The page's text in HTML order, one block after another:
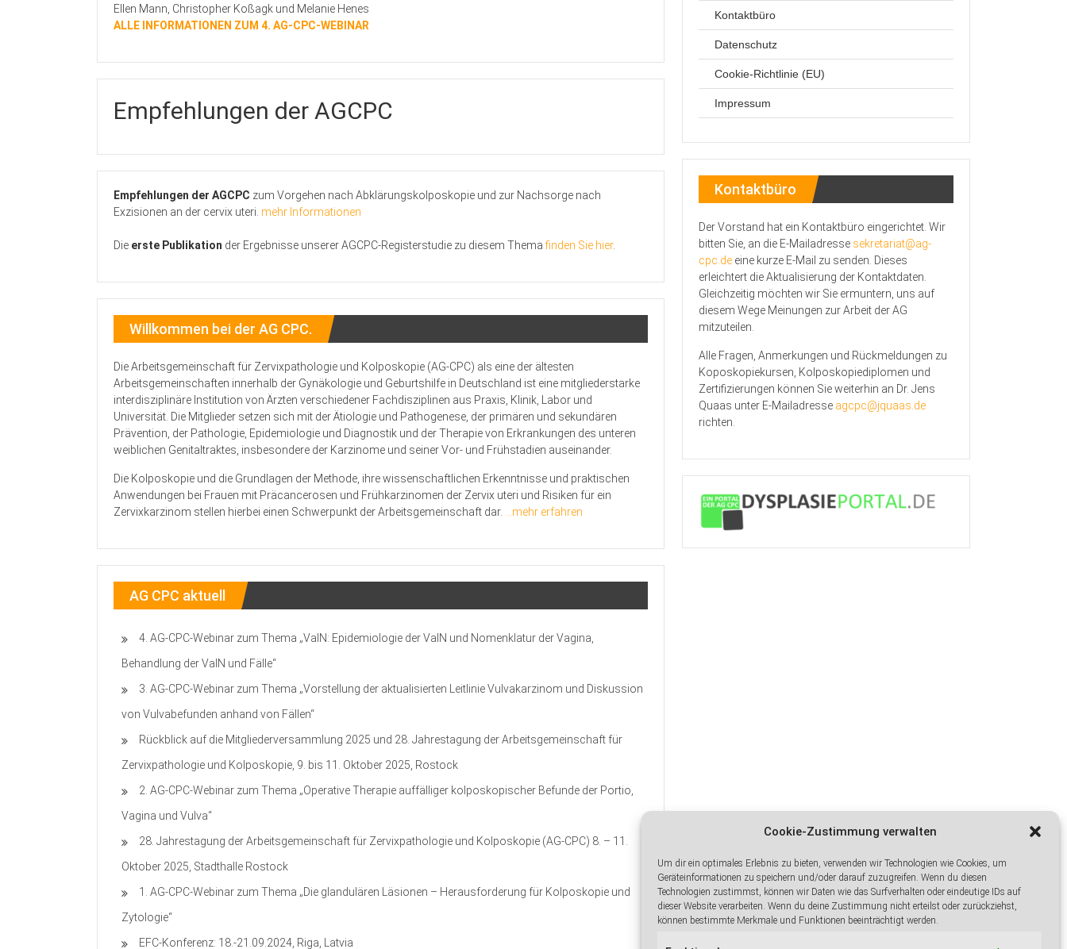
Cookie-Zustimmung verwalten
Um dir ein optimales Erlebnis zu bieten, verwenden wir Technologien wie Cookies, um
Geräteinformationen zu speichern und/oder darauf zuzugreifen. Wenn du diesen
Technologien zustimmst, können wir Daten wie das Surfverhalten oder eindeutige IDs auf
dieser Website verarbeiten. Wenn du deine Zustimmung nicht erteilst oder zurückziehst,
können bestimmte Merkmale und Funktionen beeinträchtigt werden.
Ellen Mann, Christopher Koßagk und Melanie Henes
ALLE INFORMATIONEN ZUM 4. AG-CPC-WEBINAR
Empfehlungen der AGCPC
Empfehlungen der AGCPC zum Vorgehen nach Abklärungskolposkopie und zur Nachsorge nach
Exzisionen an der cervix uteri. mehr Informationen
Die erste Publikation der Ergebnisse unserer AGCPC-Registerstudie zu diesem Themafinden Sie hier.
Willkommen bei der AG CPC.
Die Arbeitsgemeinschaft für Zervixpathologie und Kolposkopie (AG-CPC) als eine der ältesten
Arbeitsgemeinschaften innerhalb der Gynäkologie und Geburtshilfe in Deutschland ist eine mitgliederstarke
interdisziplinäre Institution von Ärzten verschiedener Fachdisziplinen aus Praxis, Klinik, Labor und
Universität. Die Mitglieder setzen sich mit der Ätiologie und Pathogenese, der primären und sekundären
Prävention, der Pathologie, Epidemiologie und Diagnostik und der Therapie von Erkrankungen des unteren
weiblichen Genitaltraktes, insbesondere der Karzinome und seiner Vor- und Frühstadien auseinander.
Die Kolposkopie und die Grundlagen der Methode, ihre wissenschaftlichen Erkenntnisse und praktischen
Anwendungen bei Frauen mit Präcancerosen und Frühkarzinomen der Zervix uteri und Risiken für ein
Zervixkarzinom stellen hierbei einen Schwerpunkt der Arbeitsgemeinschaft dar. …mehr erfahren
AG CPC aktuell
4. AG-CPC-Webinar zum Thema „VaIN: Epidemiologie der VaIN und Nomenklatur der Vagina,
Behandlung der VaIN und Fälle“
3. AG-CPC-Webinar zum Thema „Vorstellung der aktualisierten Leitlinie Vulvakarzinom und Diskussion
von Vulvabefunden anhand von Fällen“
Rückblick auf die Mitgliederversammlung 2025 und 28. Jahrestagung der Arbeitsgemeinschaft für
Zervixpathologie und Kolposkopie, 9. bis 11. Oktober 2025, Rostock
2. AG-CPC-Webinar zum Thema „Operative Therapie auffälliger kolposkopischer Befunde der Portio,
Vagina und Vulva“
28. Jahrestagung der Arbeitsgemeinschaft für Zervixpathologie und Kolposkopie (AG-CPC) 8. – 11.
Oktober 2025, Stadthalle Rostock
1. AG-CPC-Webinar zum Thema „Die glandulären Läsionen – Herausforderung für Kolposkopie und
Zytologie“
EFC-Konferenz: 18.-21.09.2024, Riga, Latvia
Kontaktbüro
Datenschutz
Cookie-Richtlinie (EU)
Impressum
Kontaktbüro
Der Vorstand hat ein Kontaktbüro eingerichtet. Wir
bitten Sie, an die E-Mailadresse sekretariat@ag-
cpc.de eine kurze E-Mail zu senden. Dieses
erleichtert die Aktualisierung der Kontaktdaten.
Gleichzeitig möchten wir Sie ermuntern, uns auf
diesem Wege Meinungen zur Arbeit der AG
mitzuteilen.
Alle Fragen, Anmerkungen und Rückmeldungen zu
Koposkopiekursen, Kolposkopiediplomen und
Zertifizierungen können Sie weiterhin an Dr. Jens
Quaas unter E-Mailadresse agcpc@jquaas.de
richten.